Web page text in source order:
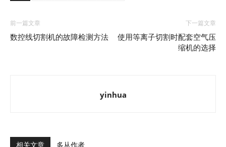
前一篇文章
数控线切割机的故障检测方法
下一篇文章
使用等离子切割时配套空气压
缩机的选择
yinhua
相关文章 多从作者